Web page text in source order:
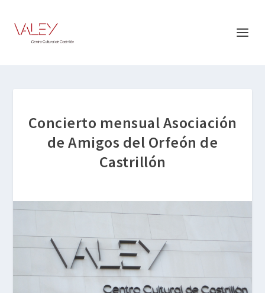
Concierto mensual Asociación
de Amigos del Orfeón de
Castrillón